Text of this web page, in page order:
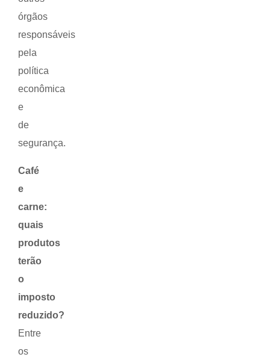
órgãos
responsáveis
pela
política
econômica
e
de
segurança.
Café
e
carne:
quais
produtos
terão
o
imposto
reduzido?
Entre
os